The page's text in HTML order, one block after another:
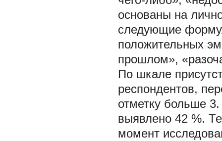
основаны на
следующие
положительных
прошлом»,
По шкале
респондентов,
отметку больше
выявлено 42 %.
момент